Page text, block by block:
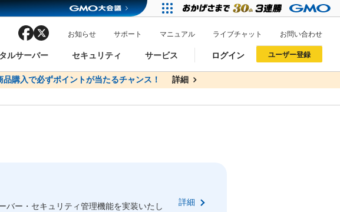
検索
ルサーバー セキュリティ サービス
インAPI
facebook お知らせ サポート マニュアル ライブチャット お問い合わせ
ログイン
One レンタルサーバーを含む最新の機能を使う方
以下でもログイン可能
ユーザー登録
One レンタルサーバーを含む最新の機能を使う方
以下でも登録可能
購入で必ずポイントが当たるチャンス！ 詳細
サーバー料金1年間無料 詳細
バー・セキュリティ管理機能を実装いたし
詳細